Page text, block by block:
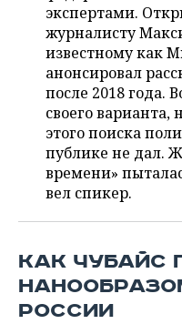
НЕФТЕХИМИЯ
НЕФТЬ
ОПК
ЭНЕРГЕТИКА
РОЗНИЧНАЯ
ТРАНСПОРТ
НОВОСТИ
МЕРОПРИЯТИЯ
НОВОСТИ
ВЫЕЗДНАЯ РЕДАКЦИЯ
БИЗНЕС-БРАНЧИ
ОТКРЫТАЯ ЛЕКЦИЯ
СПОРТ
НОВОСТИ СПОРТА
ФУТБОЛ
БАСКЕТБОЛ
ВОЛЕЙБОЛ
ОБЩЕСТВО
НОВОСТИ ОБЩЕСТВА
ИНФРАСТРУКТУРА
ИСТОРИЯ
ФОТОГАЛЕРЕЯ
СПРАВОЧНИК
СПИСОК ПЕРСОН
ПОЛНАЯ ВЕРСИЯ
экспертами.
журналисту
известному как
анонсировал
после 2018 года.
своего
этого поиска
публике не дал.
времени»
вел спикер.
КАК ЧУБАЙС
РОССИИ